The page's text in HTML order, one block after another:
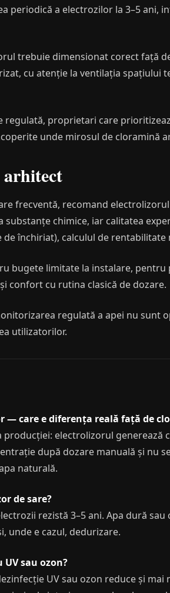
periodică a electrozilor la 3–5 ani,
trebuie dimensionat corect față
cu atenție la ventilația
regulată, proprietari care
unde mirosul de cloramină
arhitect
frecventă, recomand
substanțe chimice, iar calitatea
de închiriat), calculul de
bugete limitate la instalare,
confort cu rutina clasică de dozare.
regulată a apei nu sunt
utilizatorilor.
— care e diferența reală față de
electrolizorul generează
după dozare manuală și nu
naturală.
de sare?
rezistă 3–5 ani. Apa dură
unde e cazul, dedurizare.
sau ozon?
UV sau ozon reduce și